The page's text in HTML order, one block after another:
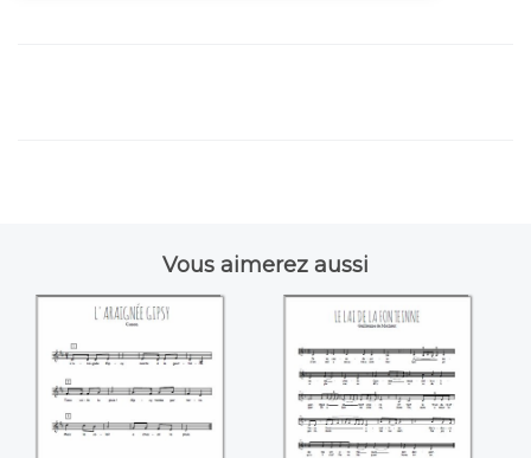
Vous aimerez aussi
L'araignée Gipsy
Le lai de la
fonteinne
(Guillaume de